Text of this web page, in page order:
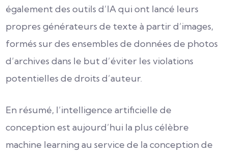
également des outils d’IA qui ont lancé leurs
propres générateurs de texte à partir d’images,
formés sur des ensembles de données de photos
d’archives dans le but d’éviter les violations
potentielles de droits d’auteur.
En résumé, l’intelligence artificielle de
conception est aujourd’hui la plus célèbre
machine learning au service de la conception de